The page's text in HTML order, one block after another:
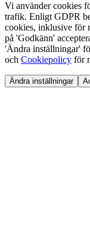
Vi använder cookies
trafik. Enligt GDPR
cookies, inklusive för
på 'Godkänn'
'Ändra inställningar'
och Cookiepolicy för
Ändra inställningar